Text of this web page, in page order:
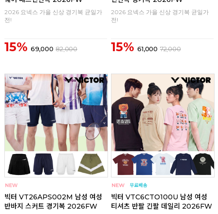
2026 요넥스 가을 신상 경기복 균일가
전!
15% 69,000 82,000
2026 요넥스 가을 신상 경기복 균일가
전!
15% 61,000 72,000
빅터 VT26APS002M 남성 여성
반바지 스커트 경기복 2026FW
빅터 VTC6CTO100U 남성 여성
티셔츠 반팔 긴팔 데일리 2026FW